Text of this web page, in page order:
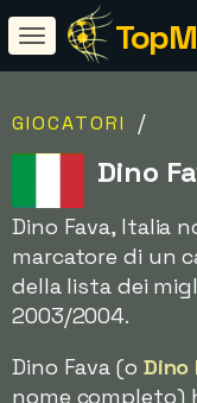
GIOCATORI /
Dino
Dino Fava, Italia
marcatore di un
della lista dei
2003/2004.
Dino Fava (o Dino
nome completo)